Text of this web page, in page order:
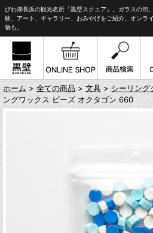
びわ湖長浜の観光名所「黒壁スクエア」。ガラスの街
験、アート、ギャラリー、おみやげをご紹介。オンラ
物も。
ホーム > 全ての商品 > 文具 > シーリング
ングワックス ビーズ オクタゴン 660